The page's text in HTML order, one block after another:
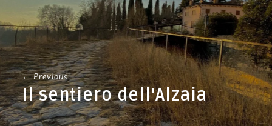
← Previous
Il sentiero dell'Alzaia